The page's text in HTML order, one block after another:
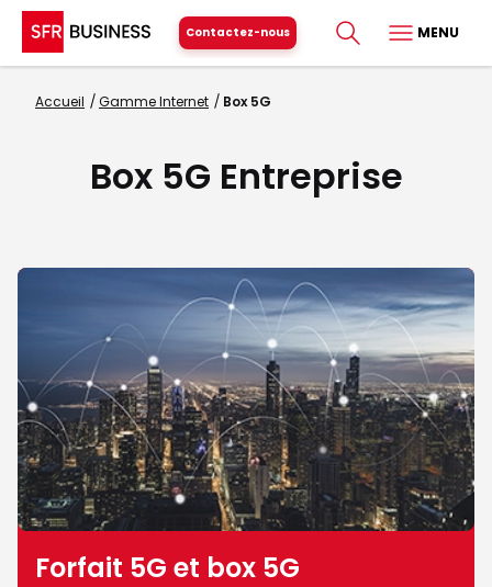
Contactez-nous MENU
Accueil Gamme Internet Box 5G
Box 5G Entreprise
Forfait 5G et box 5G